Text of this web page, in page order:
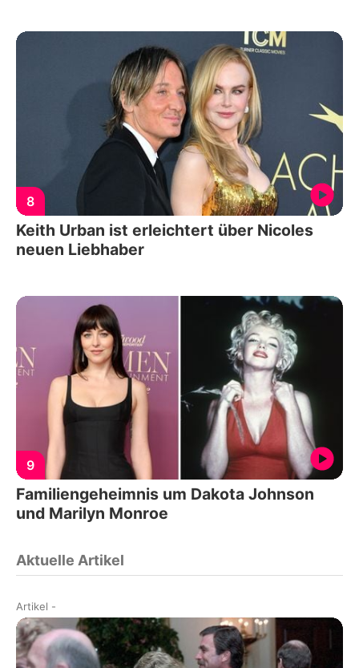
8
Keith Urban ist erleichtert über Nicoles
neuen Liebhaber
9
Familiengeheimnis um Dakota Johnson
und Marilyn Monroe
Aktuelle Artikel
Artikel -